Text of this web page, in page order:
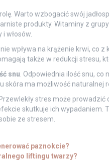
Warto wzbogacić swój
produkty. Witaminy z
włosów.
wpływa na krążenie krwi, co
także w redukcji stresu,
snu. Odpowiednia ilość snu,
skóra ma możliwość naturalnej
stres może
skutkuje ich wypadaniem.
ze stresem.
paznokcie?
liftingu twarzy?